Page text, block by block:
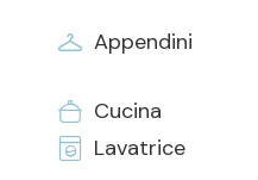
Appendini
Cucina
Lavatrice